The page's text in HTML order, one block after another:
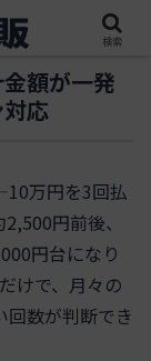
額が一発
応
万円を3回払
円前後、
円台になり
けで、月々の
回数が判断でき
検索